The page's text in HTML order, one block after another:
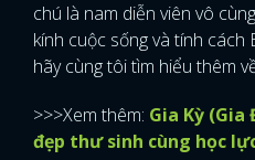
chú là nam diễn viên vô
kính cuộc sống và tính cách
hãy cùng tôi tìm hiểu thêm
>>>Xem thêm: Gia Kỳ (Gia
đẹp thư sinh cùng học